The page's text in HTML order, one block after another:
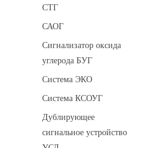
СТГ
САОГ
Сигнализатор оксида
углерода БУГ
Система ЭКО
Система КСОУГ
Дублирующее
сигнальное устройство